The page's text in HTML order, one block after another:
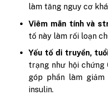
làm tăng nguy cơ
Viêm mãn tính và
tố này làm rối loạn
Yếu tố di truyền,
trạng như hội chứng
góp phần làm
insulin.